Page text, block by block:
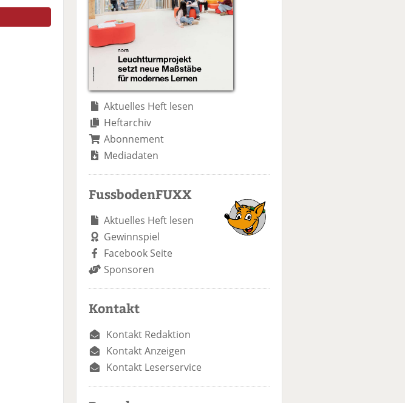
Aktuelles Heft lesen
Heftarchiv
Abonnement
Mediadaten
FussbodenFUXX
Aktuelles Heft lesen
Gewinnspiel
Facebook Seite
Sponsoren
Kontakt
Kontakt Redaktion
Kontakt Anzeigen
Kontakt Leserservice